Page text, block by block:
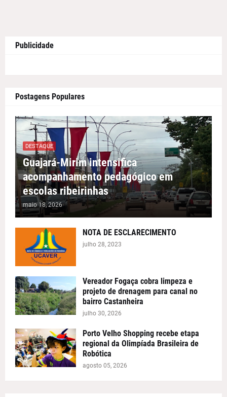
Publicidade
Postagens Populares
DESTAQUE
Guajará-Mirim intensifica
acompanhamento pedagógico em
escolas ribeirinhas
maio 18, 2026
NOTA DE ESCLARECIMENTO
julho 28, 2023
Vereador Fogaça cobra limpeza e
projeto de drenagem para canal no
bairro Castanheira
julho 30, 2026
Porto Velho Shopping recebe etapa
regional da Olimpíada Brasileira de
Robótica
agosto 05, 2026